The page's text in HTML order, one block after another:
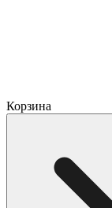
Корзина